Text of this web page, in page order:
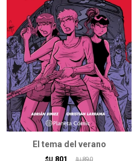
El tema del verano
801